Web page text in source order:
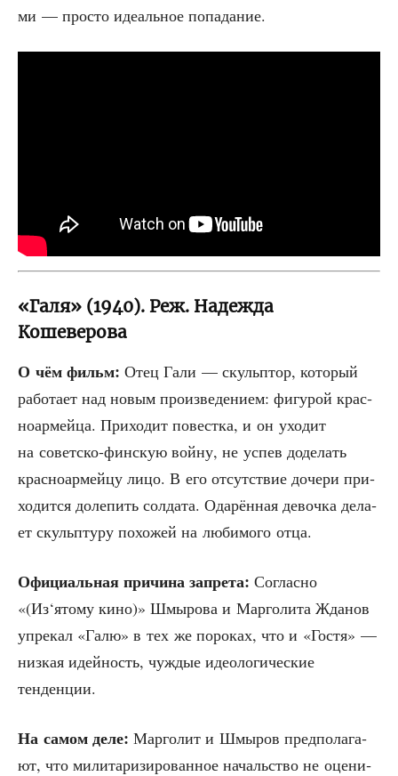
ми — про­сто иде­аль­ное попадание.
«Галя» (1940). Реж. Надежда
Кошеверова
О чём фильм: Отец Гали — скуль­птор, кото­рый
рабо­та­ет над новым про­из­ве­де­ни­ем: фигу­рой крас­
но­ар­мей­ца. При­хо­дит повест­ка, и он ухо­дит
на совет­ско-фин­скую вой­ну, не успев доде­лать
крас­но­ар­мей­цу лицо. В его отсут­ствие доче­ри при­
хо­дит­ся доле­пить сол­да­та. Ода­рён­ная девоч­ка дела­
ет скульп­ту­ру похо­жей на люби­мо­го отца.
Офи­ци­аль­ная при­чи­на запре­та: Соглас­но
«(Из‘ятому кино)» Шмы­ро­ва и Мар­го­ли­та Жда­нов
упре­кал «Галю» в тех же поро­ках, что и «Гостя» —
низ­кая идей­ность, чуж­дые идео­ло­ги­че­ские
тенденции.
На самом деле: Мар­го­лит и Шмы­ров пред­по­ла­га­
ют, что мили­та­ри­зи­ро­ван­ное началь­ство не оце­ни­